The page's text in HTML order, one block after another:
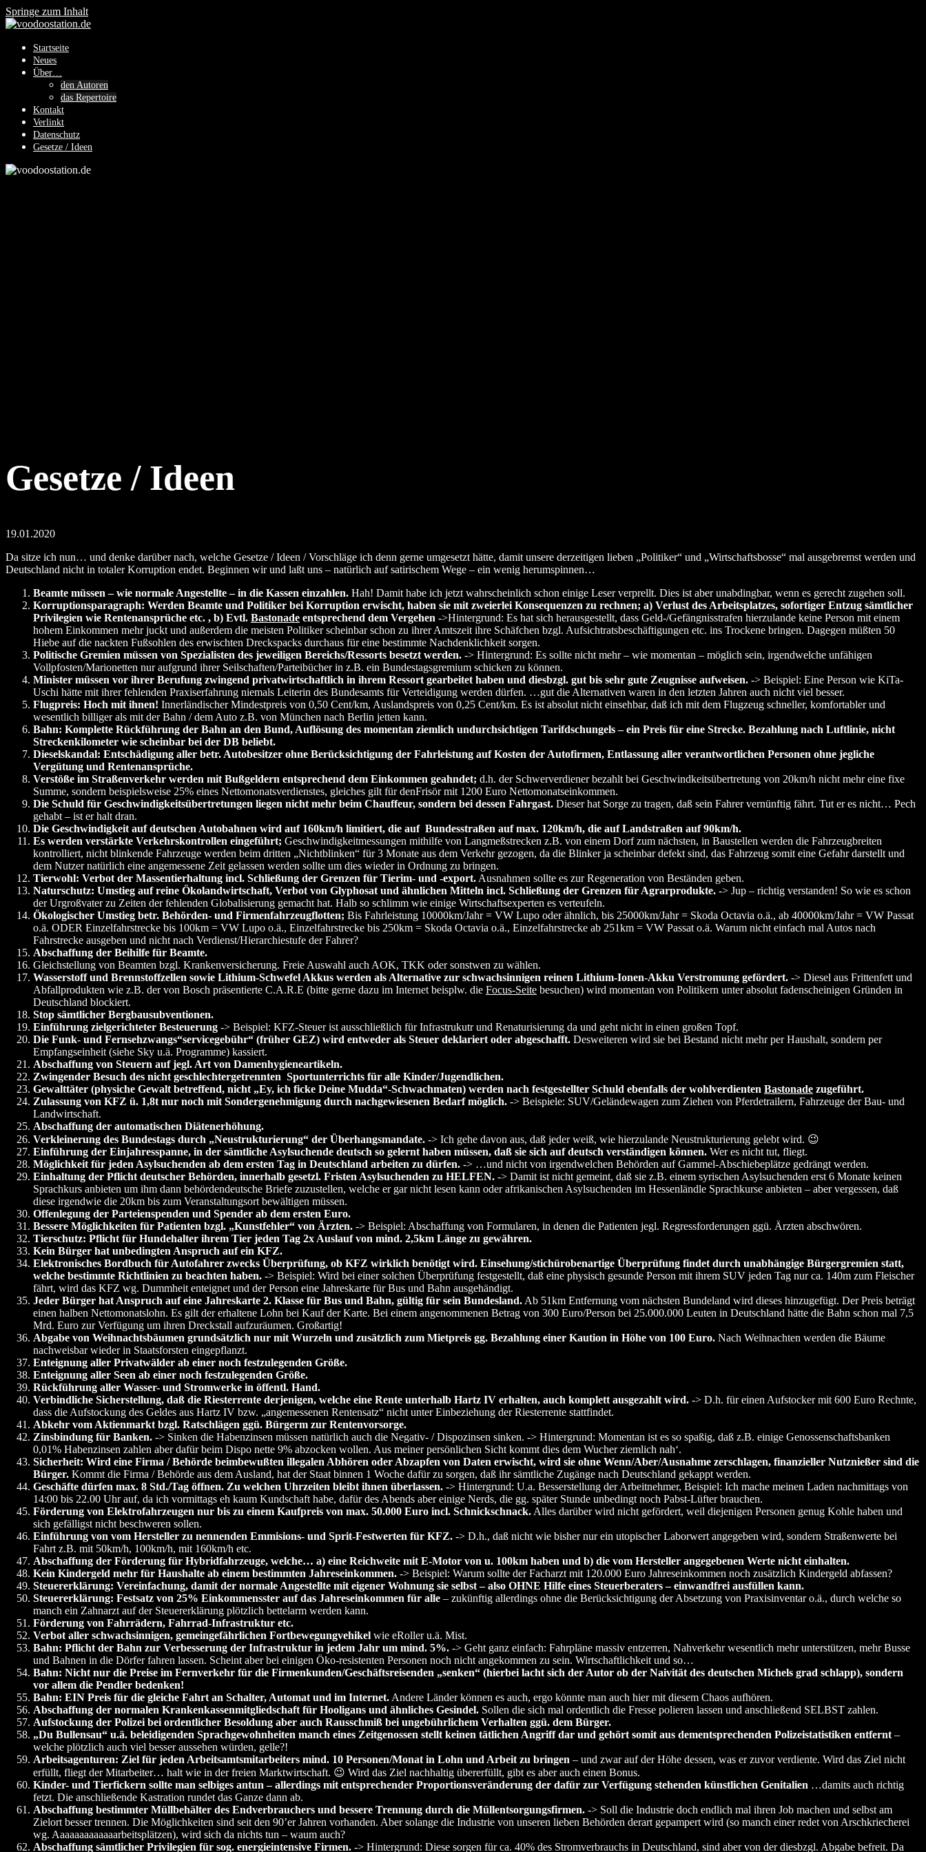
Springe zum Inhalt
Startseite
Neues
Über…
den Autoren
das Repertoire
Kontakt
Verlinkt
Datenschutz
Gesetze / Ideen
Gesetze / Ideen
19.01.2020
Da sitze ich nun… und denke darüber nach, welche Gesetze / Ideen / Vorschläge ich denn gerne umgesetzt hätte, damit unsere derzeitigen lieben „Politiker“ und „Wirtschaftsbosse“ mal ausgebremst werden und
Deutschland nicht in totaler Korruption endet. Beginnen wir und laßt uns – natürlich auf satirischem Wege – ein wenig herumspinnen…
Beamte müssen – wie normale Angestellte – in die Kassen einzahlen. Hah! Damit habe ich jetzt wahrscheinlich schon einige Leser verprellt. Dies ist aber unabdingbar, wenn es gerecht zugehen soll.
Korruptionsparagraph: Werden Beamte und Politiker bei Korruption erwischt, haben sie mit zweierlei Konsequenzen zu rechnen; a) Verlust des Arbeitsplatzes, sofortiger Entzug sämtlicher
Privilegien wie Rentenansprüche etc. , b) Evtl. Bastonade entsprechend dem Vergehen ->Hintergrund: Es hat sich herausgestellt, dass Geld-/Gefängnisstrafen hierzulande keine Person mit einem
hohem Einkommen mehr juckt und außerdem die meisten Politiker scheinbar schon zu ihrer Amtszeit ihre Schäfchen bzgl. Aufsichtratsbeschäftigungen etc. ins Trockene bringen. Dagegen müßten 50
Hiebe auf die nackten Fußsohlen des erwischten Dreckspacks durchaus für eine bestimmte Nachdenklichkeit sorgen.
Politische Gremien müssen von Spezialisten des jeweiligen Bereichs/Ressorts besetzt werden. -> Hintergrund: Es sollte nicht mehr – wie momentan – möglich sein, irgendwelche unfähigen
Vollpfosten/Marionetten nur aufgrund ihrer Seilschaften/Parteibücher in z.B. ein Bundestagsgremium schicken zu können.
Minister müssen vor ihrer Berufung zwingend privatwirtschaftlich in ihrem Ressort gearbeitet haben und diesbzgl. gut bis sehr gute Zeugnisse aufweisen. -> Beispiel: Eine Person wie KiTa-
Uschi hätte mit ihrer fehlenden Praxiserfahrung niemals Leiterin des Bundesamts für Verteidigung werden dürfen. …gut die Alternativen waren in den letzten Jahren auch nicht viel besser.
Flugpreis: Hoch mit ihnen! Innerländischer Mindestpreis von 0,50 Cent/km, Auslandspreis von 0,25 Cent/km. Es ist absolut nicht einsehbar, daß ich mit dem Flugzeug schneller, komfortabler und
wesentlich billiger als mit der Bahn / dem Auto z.B. von München nach Berlin jetten kann.
Bahn: Komplette Rückführung der Bahn an den Bund, Auflösung des momentan ziemlich undurchsichtigen Tarifdschungels – ein Preis für eine Strecke. Bezahlung nach Luftlinie, nicht
Streckenkilometer wie scheinbar bei der DB beliebt.
Dieselskandal: Entschädigung aller betr. Autobesitzer ohne Berücksichtigung der Fahrleistung auf Kosten der Autofirmen, Entlassung aller verantwortlichen Personen ohne jegliche
Vergütung und Rentenansprüche.
Verstöße im Straßenverkehr werden mit Bußgeldern entsprechend dem Einkommen geahndet; d.h. der Schwerverdiener bezahlt bei Geschwindkeitsübertretung von 20km/h nicht mehr eine fixe
Summe, sondern beispielsweise 25% eines Nettomonatsverdienstes, gleiches gilt für denFrisör mit 1200 Euro Nettomonatseinkommen.
Die Schuld für Geschwindigkeitsübertretungen liegen nicht mehr beim Chauffeur, sondern bei dessen Fahrgast. Dieser hat Sorge zu tragen, daß sein Fahrer vernünftig fährt. Tut er es nicht… Pech
gehabt – ist er halt dran.
Die Geschwindigkeit auf deutschen Autobahnen wird auf 160km/h limitiert, die auf Bundesstraßen auf max. 120km/h, die auf Landstraßen auf 90km/h.
Es werden verstärkte Verkehrskontrollen eingeführt; Geschwindigkeitmessungen mithilfe von Langmeßstrecken z.B. von einem Dorf zum nächsten, in Baustellen werden die Fahrzeugbreiten
kontrolliert, nicht blinkende Fahrzeuge werden beim dritten „Nichtblinken“ für 3 Monate aus dem Verkehr gezogen, da die Blinker ja scheinbar defekt sind, das Fahrzeug somit eine Gefahr darstellt und
dem Nutzer natürlich eine angemessene Zeit gelassen werden sollte um dies wieder in Ordnung zu bringen.
Tierwohl: Verbot der Massentierhaltung incl. Schließung der Grenzen für Tierim- und -export. Ausnahmen sollte es zur Regeneration von Beständen geben.
Naturschutz: Umstieg auf reine Ökolandwirtschaft, Verbot von Glyphosat und ähnlichen Mitteln incl. Schließung der Grenzen für Agrarprodukte. -> Jup – richtig verstanden! So wie es schon
der Urgroßvater zu Zeiten der fehlenden Globalisierung gemacht hat. Halb so schlimm wie einige Wirtschaftsexperten es verteufeln.
Ökologischer Umstieg betr. Behörden- und Firmenfahrzeugflotten; Bis Fahrleistung 10000km/Jahr = VW Lupo oder ähnlich, bis 25000km/Jahr = Skoda Octavia o.ä., ab 40000km/Jahr = VW Passat
o.ä. ODER Einzelfahrstrecke bis 100km = VW Lupo o.ä., Einzelfahrstrecke bis 250km = Skoda Octavia o.ä., Einzelfahrstrecke ab 251km = VW Passat o.ä. Warum nicht einfach mal Autos nach
Fahrstrecke ausgeben und nicht nach Verdienst/Hierarchiestufe der Fahrer?
Abschaffung der Beihilfe für Beamte.
Gleichstellung von Beamten bzgl. Krankenversicherung. Freie Auswahl auch AOK, TKK oder sonstwen zu wählen.
Wasserstoff und Brennstoffzellen sowie Lithium-Schwefel Akkus werden als Alternative zur schwachsinnigen reinen Lithium-Ionen-Akku Verstromung gefördert. -> Diesel aus Frittenfett und
Abfallprodukten wie z.B. der von Bosch präsentierte C.A.R.E (bitte gerne dazu im Internet beisplw. die Focus-Seite besuchen) wird momentan von Politikern unter absolut fadenscheinigen Gründen in
Deutschland blockiert.
Stop sämtlicher Bergbausubventionen.
Einführung zielgerichteter Besteuerung -> Beispiel: KFZ-Steuer ist ausschließlich für Infrastrukutr und Renaturisierung da und geht nicht in einen großen Topf.
Die Funk- und Fernsehzwangs“servicegebühr“ (früher GEZ) wird entweder als Steuer deklariert oder abgeschafft. Desweiteren wird sie bei Bestand nicht mehr per Haushalt, sondern per
Empfangseinheit (siehe Sky u.ä. Programme) kassiert.
Abschaffung von Steuern auf jegl. Art von Damenhygieneartikeln.
Zwingender Besuch des nicht geschlechtergetrennten Sportunterrichts für alle Kinder/Jugendlichen.
Gewalttäter (physiche Gewalt betreffend, nicht „Ey, ich ficke Deine Mudda“-Schwachmaten) werden nach festgestellter Schuld ebenfalls der wohlverdienten Bastonade zugeführt.
Zulassung von KFZ ü. 1,8t nur noch mit Sondergenehmigung durch nachgewiesenen Bedarf möglich. -> Beispiele: SUV/Geländewagen zum Ziehen von Pferdetrailern, Fahrzeuge der Bau- und
Landwirtschaft.
Abschaffung der automatischen Diätenerhöhung.
Verkleinerung des Bundestags durch „Neustrukturierung“ der Überhangsmandate. -> Ich gehe davon aus, daß jeder weiß, wie hierzulande Neustrukturierung gelebt wird. 😉
Einführung der Einjahresspanne, in der sämtliche Asylsuchende deutsch so gelernt haben müssen, daß sie sich auf deutsch verständigen können. Wer es nicht tut, fliegt.
Möglichkeit für jeden Asylsuchenden ab dem ersten Tag in Deutschland arbeiten zu dürfen. -> …und nicht von irgendwelchen Behörden auf Gammel-Abschiebeplätze gedrängt werden.
Einhaltung der Pflicht deutscher Behörden, innerhalb gesetzl. Fristen Asylsuchenden zu HELFEN. -> Damit ist nicht gemeint, daß sie z.B. einem syrischen Asylsuchenden erst 6 Monate keinen
Sprachkurs anbieten um ihm dann behördendeutsche Briefe zuzustellen, welche er gar nicht lesen kann oder afrikanischen Asylsuchenden im Hessenländle Sprachkurse anbieten – aber vergessen, daß
diese irgendwie die 20km bis zum Veranstaltungsort bewältigen müssen.
Offenlegung der Parteienspenden und Spender ab dem ersten Euro.
Bessere Möglichkeiten für Patienten bzgl. „Kunstfehler“ von Ärzten. -> Beispiel: Abschaffung von Formularen, in denen die Patienten jegl. Regressforderungen ggü. Ärzten abschwören.
Tierschutz: Pflicht für Hundehalter ihrem Tier jeden Tag 2x Auslauf von mind. 2,5km Länge zu gewähren.
Kein Bürger hat unbedingten Anspruch auf ein KFZ.
Elektronisches Bordbuch für Autofahrer zwecks Überprüfung, ob KFZ wirklich benötigt wird. Einsehung/stichürobenartige Überprüfung findet durch unabhängige Bürgergremien statt,
welche bestimmte Richtlinien zu beachten haben. -> Beispiel: Wird bei einer solchen Überprüfung festgestellt, daß eine physisch gesunde Person mit ihrem SUV jeden Tag nur ca. 140m zum Fleischer
fährt, wird das KFZ wg. Dummheit enteignet und der Person eine Jahreskarte für Bus und Bahn ausgehändigt.
Jeder Bürger hat Anspruch auf eine Jahreskarte 2. Klasse für Bus und Bahn, gültig für sein Bundesland. Ab 51km Entfernung vom nächsten Bundeland wird dieses hinzugefügt. Der Preis beträgt
einen halben Nettomonatslohn. Es gilt der erhaltene Lohn bei Kauf der Karte. Bei einem angenommenen Betrag von 300 Euro/Person bei 25.000.000 Leuten in Deutschland hätte die Bahn schon mal 7,5
Mrd. Euro zur Verfügung um ihren Dreckstall aufzuräumen. Großartig!
Abgabe von Weihnachtsbäumen grundsätzlich nur mit Wurzeln und zusätzlich zum Mietpreis gg. Bezahlung einer Kaution in Höhe von 100 Euro. Nach Weihnachten werden die Bäume
nachweisbar wieder in Staatsforsten eingepflanzt.
Enteignung aller Privatwälder ab einer noch festzulegenden Größe.
Enteignung aller Seen ab einer noch festzulegenden Größe.
Rückführung aller Wasser- und Stromwerke in öffentl. Hand.
Verbindliche Sicherstellung, daß die Riesterrente derjenigen, welche eine Rente unterhalb Hartz IV erhalten, auch komplett ausgezahlt wird. -> D.h. für einen Aufstocker mit 600 Euro Rechnte,
dass die Aufstockung des Geldes aus Hartz IV bzw. „angemessenen Rentensatz“ nicht unter Einbeziehung der Riesterrente stattfindet.
Abkehr vom Aktienmarkt bzgl. Ratschlägen ggü. Bürgerm zur Rentenvorsorge.
Zinsbindung für Banken. -> Sinken die Habenzinsen müssen natürlich auch die Negativ- / Dispozinsen sinken. -> Hintergrund: Momentan ist es so spaßig, daß z.B. einige Genossenschaftsbanken
0,01% Habenzinsen zahlen aber dafür beim Dispo nette 9% abzocken wollen. Aus meiner persönlichen Sicht kommt dies dem Wucher ziemlich nah‘.
Sicherheit: Wird eine Firma / Behörde beimbewußten illegalen Abhören oder Abzapfen von Daten erwischt, wird sie ohne Wenn/Aber/Ausnahme zerschlagen, finanzieller Nutznießer sind die
Bürger. Kommt die Firma / Behörde aus dem Ausland, hat der Staat binnen 1 Woche dafür zu sorgen, daß ihr sämtliche Zugänge nach Deutschland gekappt werden.
Geschäfte dürfen max. 8 Std./Tag öffnen. Zu welchen Uhrzeiten bleibt ihnen überlassen. -> Hintergrund: U.a. Besserstellung der Arbeitnehmer, Beispiel: Ich mache meinen Laden nachmittags von
14:00 bis 22.00 Uhr auf, da ich vormittags eh kaum Kundschaft habe, dafür des Abends aber einige Nerds, die gg. später Stunde unbedingt noch Pabst-Lüfter brauchen.
Förderung von Elektrofahrzeugen nur bis zu einem Kaufpreis von max. 50.000 Euro incl. Schnickschnack. Alles darüber wird nicht gefördert, weil diejenigen Personen genug Kohle haben und
sich gefälligst nicht beschweren sollen.
Einführung von vom Hersteller zu nennenden Emmisions- und Sprit-Festwerten für KFZ. -> D.h., daß nicht wie bisher nur ein utopischer Laborwert angegeben wird, sondern Straßenwerte bei
Fahrt z.B. mit 50km/h, 100km/h, mit 160km/h etc.
Abschaffung der Förderung für Hybridfahrzeuge, welche… a) eine Reichweite mit E-Motor von u. 100km haben und b) die vom Hersteller angegebenen Werte nicht einhalten.
Kein Kindergeld mehr für Haushalte ab einem bestimmten Jahreseinkommen. -> Beispiel: Warum sollte der Facharzt mit 120.000 Euro Jahreseinkommen noch zusätzlich Kindergeld abfassen?
Steuererklärung: Vereinfachung, damit der normale Angestellte mit eigener Wohnung sie selbst – also OHNE Hilfe eines Steuerberaters – einwandfrei ausfüllen kann.
Steuererklärung: Festsatz von 25% Einkommensster auf das Jahreseinkommen für alle – zukünftig allerdings ohne die Berücksichtigung der Absetzung von Praxisinventar o.ä., durch welche so
manch ein Zahnarzt auf der Steuererklärung plötzlich bettelarm werden kann.
Förderung von Fahrrädern, Fahrrad-Infrastruktur etc.
Verbot aller schwachsinnigen, gemeingefährlichen Fortbewegungvehikel wie eRoller u.ä. Mist.
Bahn: Pflicht der Bahn zur Verbesserung der Infrastruktur in jedem Jahr um mind. 5%. -> Geht ganz einfach: Fahrpläne massiv entzerren, Nahverkehr wesentlich mehr unterstützen, mehr Busse
und Bahnen in die Dörfer fahren lassen. Scheint aber bei einigen Öko-resistenten Personen noch nicht angekommen zu sein. Wirtschaftlichkeit und so…
Bahn: Nicht nur die Preise im Fernverkehr für die Firmenkunden/Geschäftsreisenden „senken“ (hierbei lacht sich der Autor ob der Naivität des deutschen Michels grad schlapp), sondern
vor allem die Pendler bedenken!
Bahn: EIN Preis für die gleiche Fahrt an Schalter, Automat und im Internet. Andere Länder können es auch, ergo könnte man auch hier mit diesem Chaos aufhören.
Abschaffung der normalen Krankenkassenmitgliedschaft für Hooligans und ähnliches Gesindel. Sollen die sich mal ordentlich die Fresse polieren lassen und anschließend SELBST zahlen.
Aufstockung der Polizei bei ordentlicher Besoldung aber auch Rausschmiß bei ungebührlichem Verhalten ggü. dem Bürger.
„Du Bullensau“ u.ä. beleidigenden Sprachgewohnheiten manch eines Zeitgenossen stellt keinen tätlichen Angriff dar und gehört somit aus dementsprechenden Polizeistatistiken entfernt –
welche plötzlich auch viel besser aussehen würden, gelle?!
Arbeitsagenturen: Ziel für jeden Arbeitsamtsmitarbeiters mind. 10 Personen/Monat in Lohn und Arbeit zu bringen – und zwar auf der Höhe dessen, was er zuvor verdiente. Wird das Ziel nicht
erfüllt, fliegt der Mitarbeiter… halt wie in der freien Marktwirtschaft. 😉 Wird das Ziel nachhaltig übererfüllt, gibt es aber auch einen Bonus.
Kinder- und Tierfickern sollte man selbiges antun – allerdings mit entsprechender Proportionsveränderung der dafür zur Verfügung stehenden künstlichen Genitalien …damits auch richtig
fetzt. Die anschließende Kastration rundet das Ganze dann ab.
Abschaffung bestimmter Müllbehälter des Endverbrauchers und bessere Trennung durch die Müllentsorgungsfirmen. -> Soll die Industrie doch endlich mal ihren Job machen und selbst am
Zielort besser trennen. Die Möglichkeiten sind seit den 90’er Jahren vorhanden. Aber solange die Industrie von unseren lieben Behörden derart gepampert wird (so manch einer redet von Arschkriecherei
wg. Aaaaaaaaaaaaarbeitsplätzen), wird sich da nichts tun – waum auch?
Abschaffung sämtlicher Privilegien für sog. energieintensive Firmen. -> Hintergrund: Diese sorgen für ca. 40% des Stromverbrauchs in Deutschland, sind aber von der diesbzgl. Abgabe befreit. Da